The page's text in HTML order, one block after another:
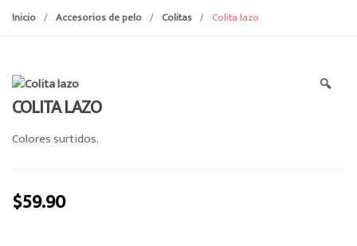
n
Inicio / Accesorios de pelo / Colitas / Colita lazo
🔍
COLITA LAZO
Colores surtidos.
$59.90